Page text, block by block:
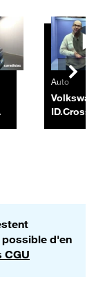
Auto
ID.Cross
d'en
CGU